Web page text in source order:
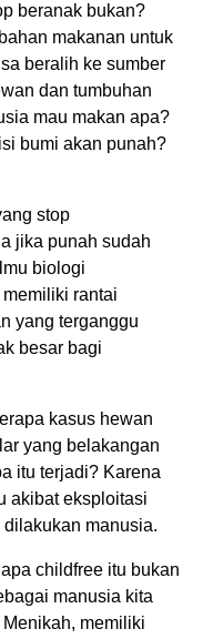
beranak bukan?
makanan untuk
beralih ke sumber
dan tumbuhan
mau makan apa?
bumi akan punah?
stop
jika punah sudah
biologi
rantai
yang terganggu
besar bagi
kasus hewan
yang belakangan
itu terjadi? Karena
akibat eksploitasi
manusia.
childfree itu bukan
manusia kita
memiliki